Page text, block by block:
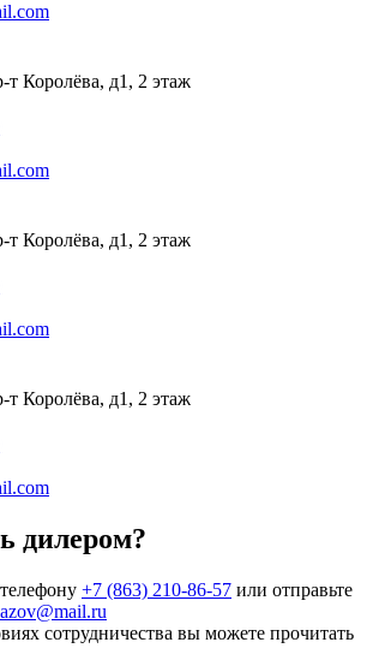
т Королёва, д1, 2 этаж
т Королёва, д1, 2 этаж
т Королёва, д1, 2 этаж
дилером?
+7 (863) 210-86-57 или отправьте
сотрудничества вы можете прочитать